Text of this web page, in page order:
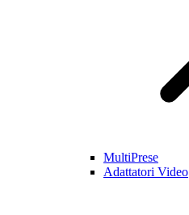
MultiPrese
Adattatori Video